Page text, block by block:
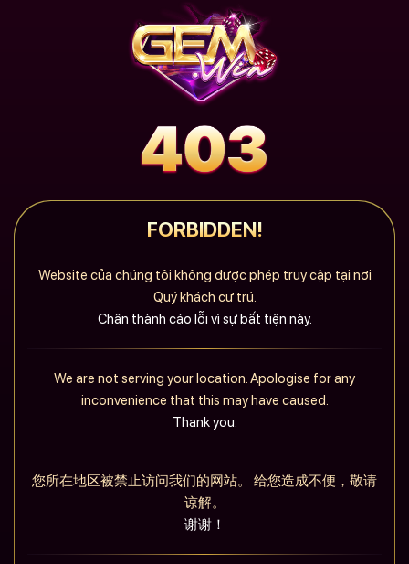
FORBIDDEN!
Website của chúng tôi không được phép truy cập tại nơi
Quý khách cư trú.
Chân thành cáo lỗi vì sự bất tiện này.
We are not serving your location. Apologise for any
inconvenience that this may have caused.
Thank you.
您所在地区被禁止访问我们的网站。 给您造成不便，敬请
谅解。
谢谢！